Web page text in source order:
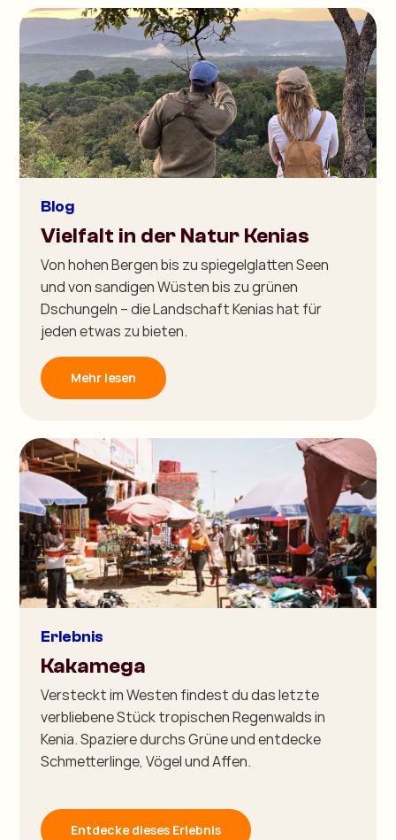
Blog
Vielfalt in der Natur Kenias
Von hohen Bergen bis zu spiegelglatten Seen
und von sandigen Wüsten bis zu grünen
Dschungeln – die Landschaft Kenias hat für
jeden etwas zu bieten.
Mehr lesen
Erlebnis
Kakamega
Versteckt im Westen findest du das letzte
verbliebene Stück tropischen Regenwalds in
Kenia. Spaziere durchs Grüne und entdecke
Schmetterlinge, Vögel und Affen.
Entdecke dieses Erlebnis